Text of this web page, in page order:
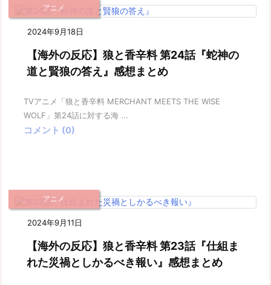
2024年9月18日
アニメ
【海外の反応】狼と香辛料 第24話『蛇神の
道と賢狼の答え』感想まとめ
TVアニメ「狼と香辛料 MERCHANT MEETS THE WISE
WOLF」第24話に対する海 ...
コメント (0)
2024年9月11日
アニメ
【海外の反応】狼と香辛料 第23話『仕組ま
れた災禍としかるべき報い』感想まとめ